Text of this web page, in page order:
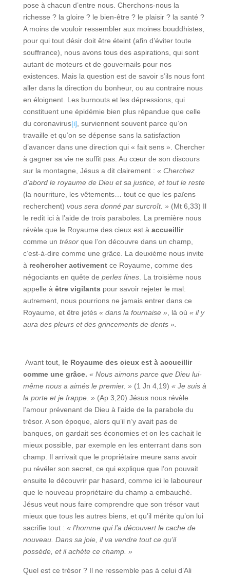
pose à chacun d’entre nous. Cherchons-nous la
richesse ? la gloire ? le bien-être ? le plaisir ? la santé ?
A moins de vouloir ressembler aux moines bouddhistes,
pour qui tout désir doit être éteint (afin d’éviter toute
souffrance), nous avons tous des aspirations, qui sont
autant de moteurs et de gouvernails pour nos
existences. Mais la question est de savoir s’ils nous font
aller dans la direction du bonheur, ou au contraire nous
en éloignent. Les burnouts et les dépressions, qui
constituent une épidémie bien plus répandue que celle
du coronavirus[i] , surviennent souvent parce qu’on
travaille et qu’on se dépense sans la satisfaction
d’avancer dans une direction qui « fait sens ». Chercher
à gagner sa vie ne suffit pas. Au cœur de son discours
sur la montagne, Jésus a dit clairement : « Cherchez
d’abord le royaume de Dieu et sa justice, et tout le reste
(la nourriture, les vêtements… tout ce que les païens
recherchent) vous sera donné par surcroît. » (Mt 6,33) Il
le redit ici à l’aide de trois paraboles. La première nous
révèle que le Royaume des cieux est à accueillir
comme un trésor que l’on découvre dans un champ,
c’est-à-dire comme une grâce. La deuxième nous invite
à rechercher activementce Royaume, comme des
négociants en quête de perles fines. La troisième nous
appelle à être vigilants pour savoir rejeter le mal:
autrement, nous pourrions ne jamais entrer dans ce
Royaume, et être jetés « dans la fournaise » , là où « il y
aura des pleurs et des grincements de dents ».
Avant tout, le Royaume des cieux est à accueillir
comme une grâce. « Nous aimons parce que Dieu lui-
même nous a aimés le premier. » (1 Jn 4,19) « Je suis à
la porte et je frappe. » (Ap 3,20) Jésus nous révèle
l’amour prévenant de Dieu à l’aide de la parabole du
trésor. A son époque, alors qu’il n’y avait pas de
banques, on gardait ses économies et on les cachait le
mieux possible, par exemple en les enterrant dans son
champ. Il arrivait que le propriétaire meure sans avoir
pu révéler son secret, ce qui explique que l’on pouvait
ensuite le découvrir par hasard, comme ici le laboureur
que le nouveau propriétaire du champ a embauché.
Jésus veut nous faire comprendre que son trésor vaut
mieux que tous les autres biens, et qu’il mérite qu’on lui
sacrifie tout : « l’homme qui l’a découvert le cache de
nouveau. Dans sa joie, il va vendre tout ce qu’il
possède, et il achète ce champ. »
Quel est ce trésor ? Il ne ressemble pas à celui d’Ali